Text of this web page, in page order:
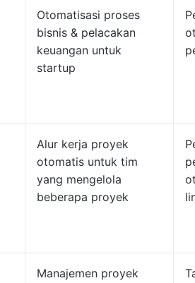
Otomatisasi proses
bisnis & pelacakan
keuangan untuk
startup
Alur kerja proyek
otomatis untuk tim
yang mengelola
beberapa proyek
Manajemen proyek